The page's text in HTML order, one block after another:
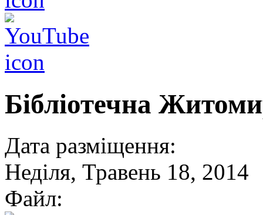
Бібліотечна
Дата разміщення:
Неділя, Травень 18, 2014
Файл: